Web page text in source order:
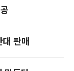
판매